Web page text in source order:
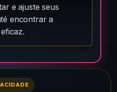
e ajuste seus
encontrar a